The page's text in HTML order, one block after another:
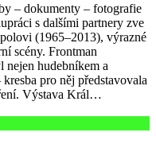
– dokumenty – fotografie
s dalšími partnery zve
(1965–2013), výrazné
scény. Frontman
nejen hudebníkem a
pro něj představovala
Výstava Král…